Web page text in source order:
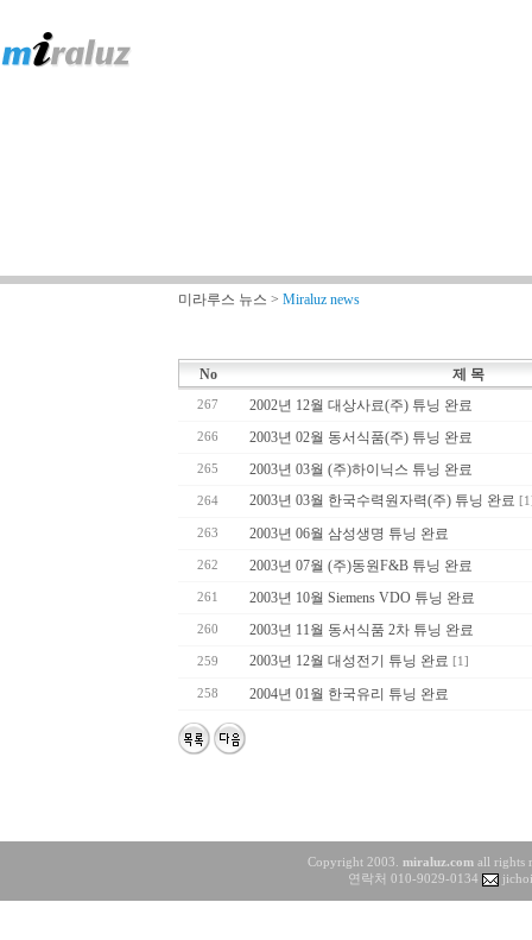
미라루스 뉴스 > Miraluz news
No 제 목
267 2002년 12월 대상사료(주) 튜닝 완료
266 2003년 02월 동서식품(주) 튜닝 완료
265 2003년 03월 (주)하이닉스 튜닝 완료
264 2003년 03월 한국수력원자력(주) 튜닝 완료
263 2003년 06월 삼성생명 튜닝 완료
262 2003년 07월 (주)동원F&B 튜닝 완료
261 2003년 10월 Siemens VDO 튜닝 완료
260 2003년 11월 동서식품 2차 튜닝 완료
259 2003년 12월 대성전기 튜닝 완료 [1]
258 2004년 01월 한국유리 튜닝 완료
Copyright 2003.miraluz.com all rights
연락처 010-9029-0134